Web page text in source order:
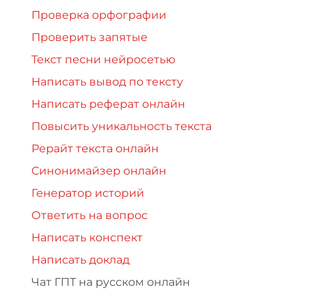
Проверка орфографии
Проверить запятые
Текст песни нейросетью
Написать вывод по тексту
Написать реферат онлайн
Повысить уникальность текста
Рерайт текста онлайн
Синонимайзер онлайн
Генератор историй
Ответить на вопрос
Написать конспект
Написать доклад
Чат ГПТ на русском онлайн